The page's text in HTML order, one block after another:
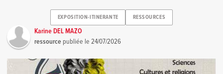
EXPOSITION-ITINERANTE RESSOURCES
Karine DEL MAZO
ressource publiée le24/07/2026